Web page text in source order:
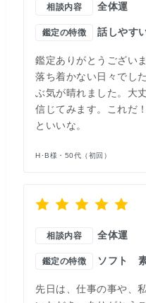
相談内容 全体運
鑑定の特徴 話しやす
鑑定ありがとうござい
落ち着かない日々でし
ぶ気が晴れました。大
信じてみます。これだ
といいな。
H･B様・50代（初回）
相談内容 全体運
鑑定の特徴 ソフト
先日は、仕事の事や、